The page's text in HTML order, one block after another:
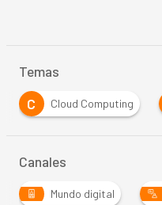
Temas
C
Cloud Computing
Canales
Mundo digital